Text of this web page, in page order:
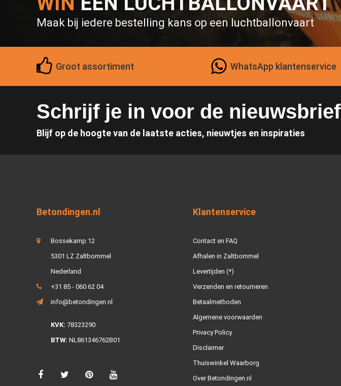
Maak bij iedere bestelling kans op een luchtballonvaart
Groot assortiment WhatsApp klantenservice
Schrijf je in voor de nieuwsbrief
Blijf op de hoogte van de laatste acties, nieuwtjes en inspiraties
Betondingen.nl
Bossekamp 12
5301 LZ Zaltbommel
Nederland
+31 85 - 060 62 04
info@betondingen.nl
KVK: 78323290
BTW: NL861346762B01
Klantenservice
Contact en FAQ
Afhalen in Zaltbommel
Levertijden (*)
Verzenden en retourneren
Betaalmethoden
Algemene voorwaarden
Privacy Policy
Disclaimer
Thuiswinkel Waarborg
Over Betondingen.nl